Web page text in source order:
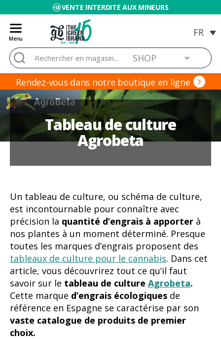
VENTE INTERDITE AUX MINEURS
Menu
Blog
de
Grow
Barato
Rechercher :
Rendez-vous dans notre boutique en ligne
Tableau de culture
Agrobeta
Un tableau de culture, ou schéma de culture,
est incontournable pour connaître avec
précision la quantité d’engrais à apporter à
nos plantes à un moment déterminé. Presque
toutes les marques d’engrais proposent des
tableaux de culture pour le cannabis. Dans cet
article, vous découvrirez tout ce qu’il faut
savoir sur le tableau de culture Agrobeta.
Cette marque d’engrais écologiques de
référence en Espagne se caractérise par son
vaste catalogue de produits de premier
choix.